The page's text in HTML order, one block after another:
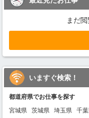
まだ閲
いますぐ検索！
都道府県でお仕事を探す
宮城県
茨城県 埼玉県 千